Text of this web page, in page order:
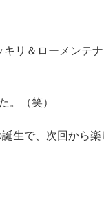
リ＆ローメンテ
。（笑）
生で、次回から楽